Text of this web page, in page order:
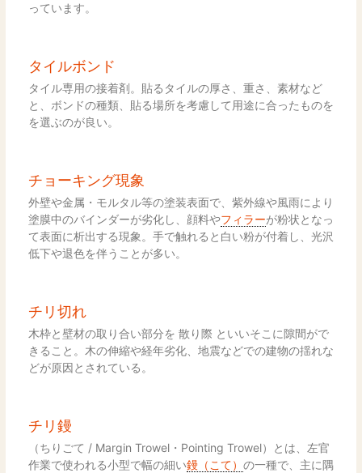
っています。
タイルボンド
タイル専用の接着剤。貼るタイルの厚さ、重さ、素材など
と、ボンドの種類、貼る場所を考慮して用途に合ったものを
を選ぶのが良い。
チョーキング現象
外壁や金属・モルタル等の塗装表面で、紫外線や風雨により
塗膜中のバインダーが劣化し、顔料やフィラーが粉状となっ
て表面に析出する現象。手で触れると白い粉が付着し、光沢
低下や退色を伴うことが多い。
チリ切れ
木枠と壁材の取り合い部分を 散り際 といいそこに隙間がで
きること。木の伸縮や経年劣化、地震などでの建物の揺れな
どが原因とされている。
チリ鏝
（ちりごて / Margin Trowel・Pointing Trowel）とは、左官
作業で使われる小型で幅の細い鏝（こて） の一種で、主に隅